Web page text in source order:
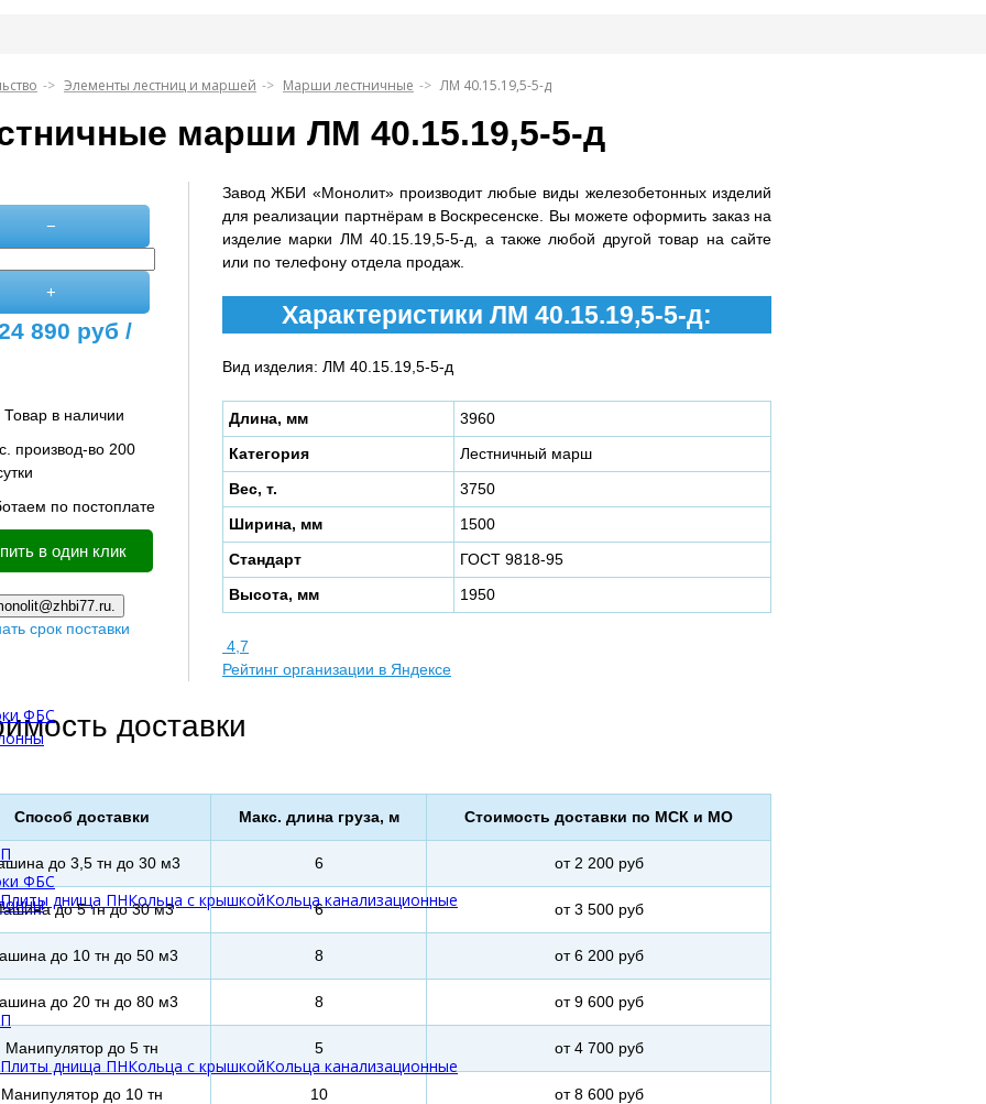
ФБС
Плиты днища ПНКольца с крышкойКольца канализационные
ФБС
Плиты днища ПНКольца с крышкойКольца канализационные
Элементы лестниц и маршей Марши лестничные ЛМ 40.15.19,5-5-д
марши ЛМ 40.15.19,5-5-д
−
+
890 руб /
Товар в наличии
производ-во 200
по постоплате
в один клик
срок поставки
Завод ЖБИ «Монолит» производит любые виды железобетонных изделий
для реализации партнёрам в Воскресенске. Вы можете оформить заказ на
изделие марки ЛМ 40.15.19,5-5-д, а также любой другой товар на сайте
или по телефону отдела продаж.
Характеристики ЛМ 40.15.19,5-5-д:
Вид изделия: ЛМ 40.15.19,5-5-д
Длина, мм
3960
Категория
Лестничный марш
Вес, т.
3750
Ширина, мм
1500
Стандарт
ГОСТ 9818-95
Высота, мм
1950
4,7
Рейтинг организации в Яндексе
доставки
Способ доставки Макс. длина груза, м Стоимость доставки по МСК и МО
до 3,5 тн до 30 м3 6 от 2 200 руб
до 5 тн до 30 м3 6 от 3 500 руб
до 10 тн до 50 м3 8 от 6 200 руб
до 20 тн до 80 м3 8 от 9 600 руб
Манипулятор до 5 тн 5 от 4 700 руб
Манипулятор до 10 тн 10 от 8 600 руб